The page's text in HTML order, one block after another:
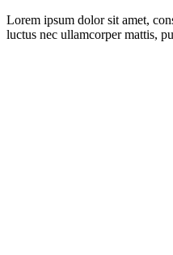
Lorem ipsum dolor sit amet,
luctus nec ullamcorper mattis,